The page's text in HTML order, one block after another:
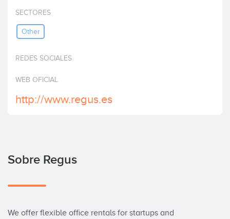
Invertir
SECTORES
Other
REDES SOCIALES
WEB OFICIAL
http://www.regus.es
Sobre Regus
We offer flexible office rentals for startups and